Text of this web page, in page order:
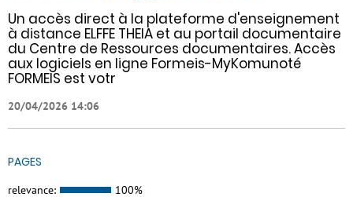
Un accès direct à la plateforme d'enseignement
à distance ELFFE THEIA et au portail documentaire
du Centre de Ressources documentaires. Accès
aux logiciels en ligne Formeis-MyKomunoté
FORMEIS est votr
20/04/2026 14:06
PAGES
relevance: 100%